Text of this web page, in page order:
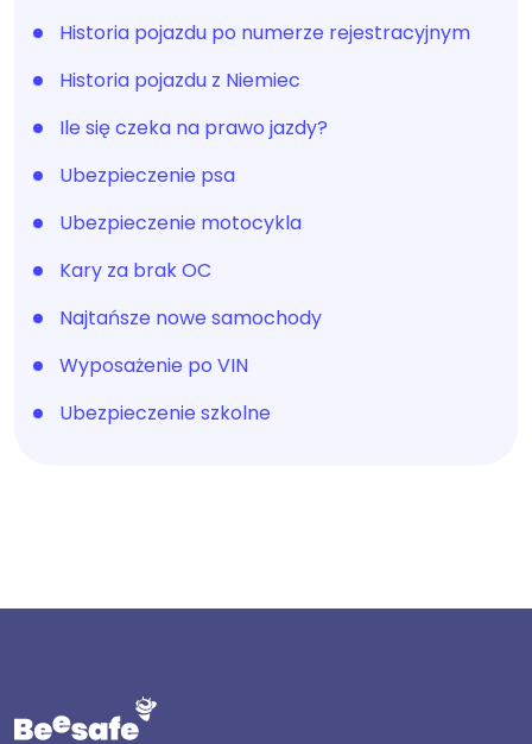
Historia pojazdu po numerze rejestracyjnym
Historia pojazdu z Niemiec
Ile się czeka na prawo jazdy?
Ubezpieczenie psa
Ubezpieczenie motocykla
Kary za brak OC
Najtańsze nowe samochody
Wyposażenie po VIN
Ubezpieczenie szkolne